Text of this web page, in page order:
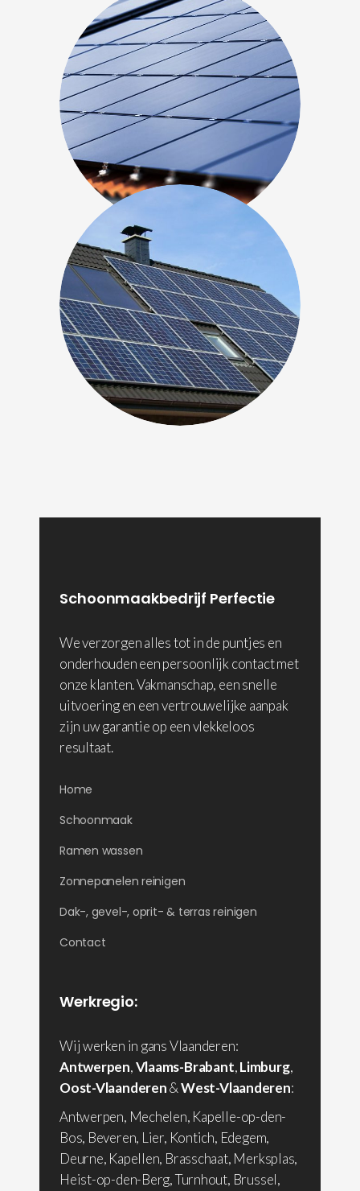
Schoonmaakbedrijf Perfectie
We verzorgen alles tot in de puntjes en
onderhouden een persoonlijk contact met
onze klanten. Vakmanschap, een snelle
uitvoering en een vertrouwelijke aanpak
zijn uw garantie op een vlekkeloos
resultaat.
Home
Schoonmaak
Ramen wassen
Zonnepanelen reinigen
Dak-, gevel-, oprit- & terras reinigen
Contact
Werkregio:
Wij werken in gans Vlaanderen:
Antwerpen,Vlaams-Brabant,Limburg,
Oost-Vlaanderen&West-Vlaanderen:
Antwerpen, Mechelen, Kapelle-op-den-
Bos, Beveren, Lier, Kontich, Edegem,
Deurne, Kapellen, Brasschaat, Merksplas,
Heist-op-den-Berg, Turnhout, Brussel,